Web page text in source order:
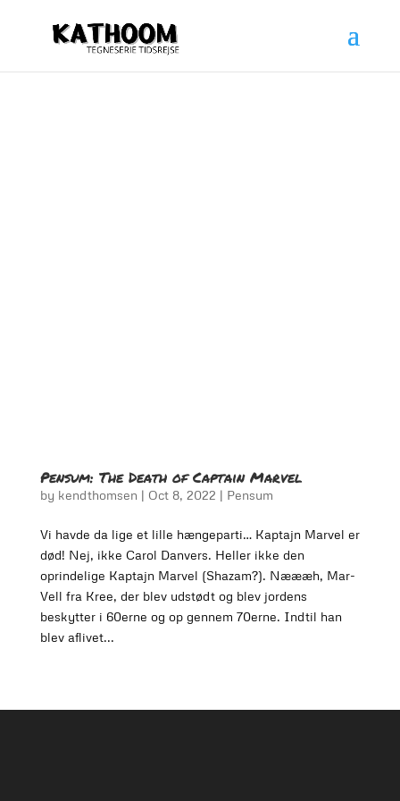
Pensum: The Death of Captain Marvel
by kendthomsen | Oct 8, 2022 | Pensum
Vi havde da lige et lille hængeparti… Kaptajn Marvel er
død! Nej, ikke Carol Danvers. Heller ikke den
oprindelige Kaptajn Marvel (Shazam?). Næææh, Mar-
Vell fra Kree, der blev udstødt og blev jordens
beskytter i 60erne og op gennem 70erne. Indtil han
blev aflivet...